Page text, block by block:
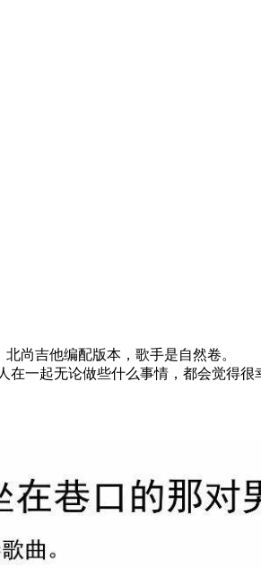
尚吉他编配版本，歌手是自然卷。
在一起无论做些什么事情，都会觉得